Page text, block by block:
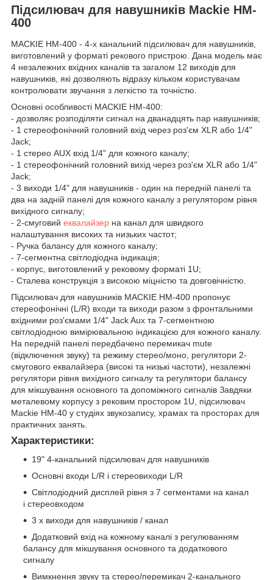
Підсилювач для навушників Mackie HM-
400
MACKIE HM-400 - 4-х канальний підсилювач для навушників,
виготовлений у форматі рекового пристрою. Дана модель має
4 незалежних вхідних каналів та загалом 12 виходів для
навушників, які дозволяють відразу кільком користувачам
контролювати звучання з легкістю та точністю.
Основні особливості MACKIE HM-400:
- дозволяє розподіляти сигнал на дванадцять пар навушників;
- 1 стереофонічний головний вхід через роз'єм XLR або 1/4"
Jack;
- 1 стерео AUX вхід 1/4" для кожного каналу;
- 1 стереофонічний головний вихід через роз'єм XLR або 1/4"
Jack;
- 3 виходи 1/4" для навушників - один на передній панелі та
два на задній панелі для кожного каналу з регулятором рівня
вихідного сигналу;
- 2-смуговий еквалайзер на канал для швидкого
налаштування високих та низьких частот;
- Ручка балансу для кожного каналу;
- 7-сегментна світлодіодна індикація;
- корпус, виготовлений у рековому форматі 1U;
- Сталева конструкція з високою міцністю та довговічністю.
Підсилювач для навушників MACKIE HM-400 пропонує
стереофонічні (L/R) входи та виходи разом з фронтальними
вхідними роз'ємами 1/4" Jack Aux та 7-сегментною
світлодіодною вимірювальною індикацією для кожного каналу.
На передній панелі передбачено перемикач mute
(відключення звуку) та режиму стерео/моно, регулятори 2-
смугового еквалайзера (високі та низькі частоти), незалежні
регулятори рівня вихідного сигналу та регулятори балансу
для мікшування основного та допоміжного сигналів Завдяки
металевому корпусу з рековим простором 1U, підсилювач
Mackie HM-40 у студіях звукозапису, храмах та просторах для
практичних занять.
Характеристики:
19" 4-канальний підсилювач для навушників
Основні входи L/R і стереовиходи L/R
Світлодіодний дисплей рівня з 7 сегментами на канал
і стереовходом
3 x виходи для навушників / канал
Додатковий вхід на кожному каналі з регулюванням
балансу для мікшування основного та додаткового
сигналу
Вимкнення звуку та стерео/перемикач 2-канального